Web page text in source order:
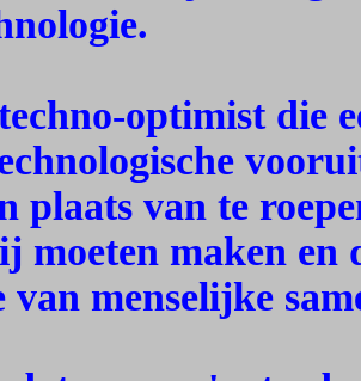
optimist die
plaats van te
moeten maken en
van menselijke